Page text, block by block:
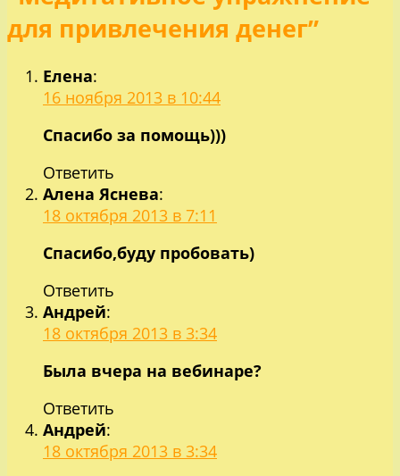
для привлечения денег”
Елена:
16 ноября 2013 в 10:44
Спасибо за помощь)))
Ответить
Алена Яснева:
18 октября 2013 в 7:11
Спасибо,буду пробовать)
Ответить
Андрей:
18 октября 2013 в 3:34
Была вчера на вебинаре?
Ответить
Андрей:
18 октября 2013 в 3:34